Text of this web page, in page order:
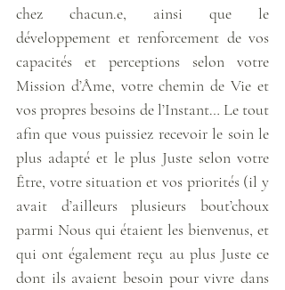
chez chacun.e, ainsi que le
développement et renforcement de vos
capacités et perceptions selon votre
Mission d’Âme, votre chemin de Vie et
vos propres besoins de l’Instant… Le tout
afin que vous puissiez recevoir le soin le
plus adapté et le plus Juste selon votre
Être, votre situation et vos priorités (il y
avait d’ailleurs plusieurs bout’choux
parmi Nous qui étaient les bienvenus, et
qui ont également reçu au plus Juste ce
dont ils avaient besoin pour vivre dans